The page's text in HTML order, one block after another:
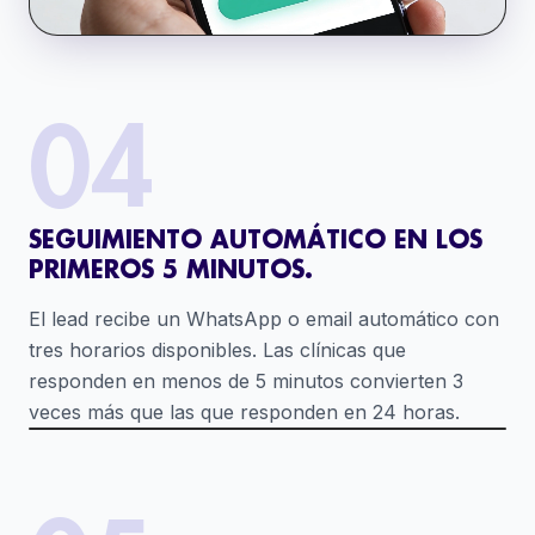
04
SEGUIMIENTO AUTOMÁTICO EN LOS
PRIMEROS 5 MINUTOS.
El lead recibe un WhatsApp o email automático con
tres horarios disponibles. Las clínicas que
responden en menos de 5 minutos convierten 3
veces más que las que responden en 24 horas.